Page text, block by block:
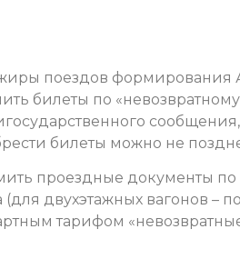
поездов
билеты по
билеты можно не
проездные документы по
(для двухэтажных вагонов –
тарифом